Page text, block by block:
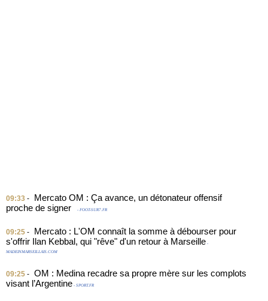
09:33 -
Mercato OM : Ça avance, un détonateur offensif
proche de signer
- FOOT-SUR7.FR
09:25 -
Mercato : L'OM connaît la somme à débourser pour
s'offrir Ilan Kebbal, qui "rêve" d'un retour à Marseille -
MADEINMARSEILLAIS.COM
09:25 - OM : Medina recadre sa propre mère sur les complots
visant l’Argentine - SPORT.FR